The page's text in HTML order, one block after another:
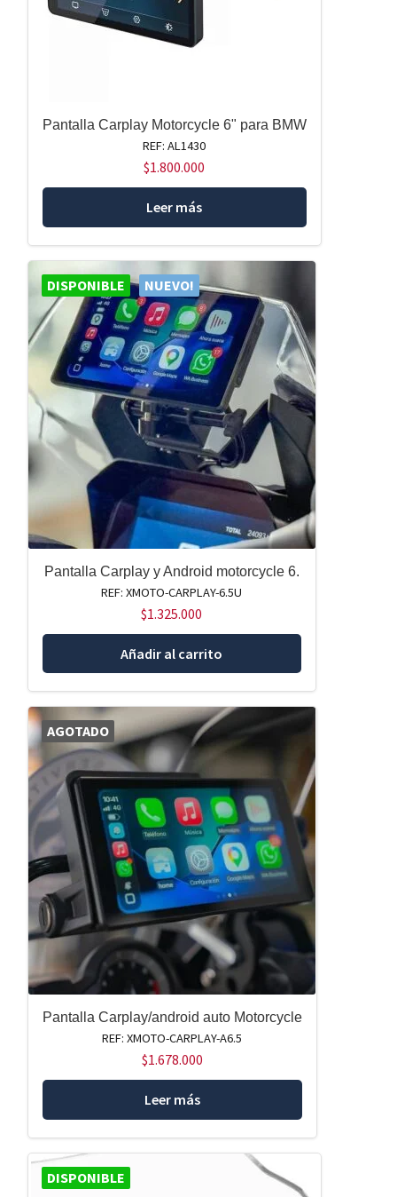
Pantalla Carplay Motorcycle 6" para BMW
REF: AL1430
$1.800.000
Leer más
DISPONIBLE NUEVO!
Pantalla Carplay y Android motorcycle 6.
REF: XMOTO-CARPLAY-6.5U
$1.325.000
Añadir al carrito
AGOTADO
Pantalla Carplay/android auto Motorcycle
REF: XMOTO-CARPLAY-A6.5
$1.678.000
Leer más
DISPONIBLE